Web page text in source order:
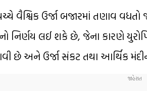
વૈશ્વિક ઉર્જા બજારમાં તણાવ વધતો
નિર્ણય લઈ શકે છે, જેના કારણે
છે અને ઉર્જા સંકટ તથા આર્થિક